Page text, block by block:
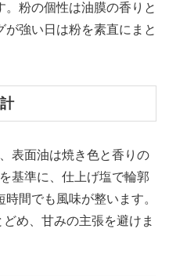
粉の個性は油膜の香りと
強い日は粉を素直にまと
表面油は焼き色と香りの
基準に、仕上げ塩で輪郭
間でも風味が整います。
め、甘みの主張を避けま